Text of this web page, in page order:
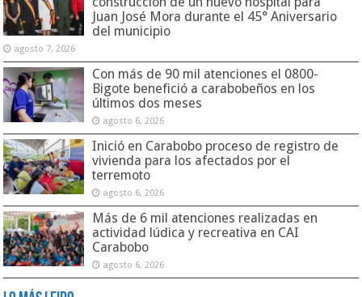
Juan José Mora durante el 45° Aniversario
del municipio
agosto 7, 2026
Con más de 90 mil atenciones el 0800-
Bigote benefició a carabobeños en los
últimos dos meses
agosto 6, 2026
Inició en Carabobo proceso de registro de
vivienda para los afectados por el
terremoto
agosto 6, 2026
Más de 6 mil atenciones realizadas en
actividad lúdica y recreativa en CAI
Carabobo
agosto 6, 2026